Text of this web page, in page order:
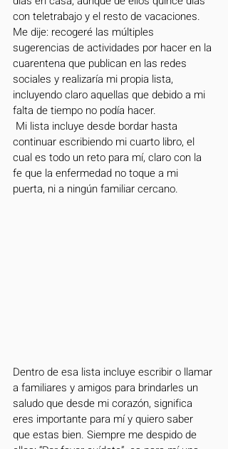
con teletrabajo y el resto de vacaciones.
Me dije: recogeré las múltiples
sugerencias de actividades por hacer en la
cuarentena que publican en las redes
sociales y realizaría mi propia lista,
incluyendo claro aquellas que debido a mi
falta de tiempo no podía hacer.
continuar escribiendo mi cuarto libro, el
cual es todo un reto para mí, claro con la
fe que la enfermedad no toque a mi
puerta, ni a ningún familiar cercano.
Dentro de esa lista incluye escribir o llamar
a familiares y amigos para brindarles un
saludo que desde mi corazón, significa
eres importante para mí y quiero saber
que estas bien. Siempre me despido de